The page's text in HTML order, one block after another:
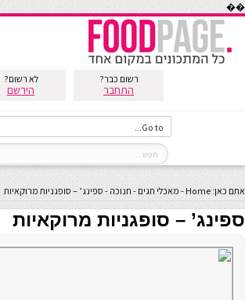
��
רשום כבר?
התחבר
לא רשום?
הירשם
אתם כאן: Home
- מאכלי חגים - חנוכה - ספינג’ – סופגניות מרוקאיות
ספינג’ – סופגניות מרוקאיות